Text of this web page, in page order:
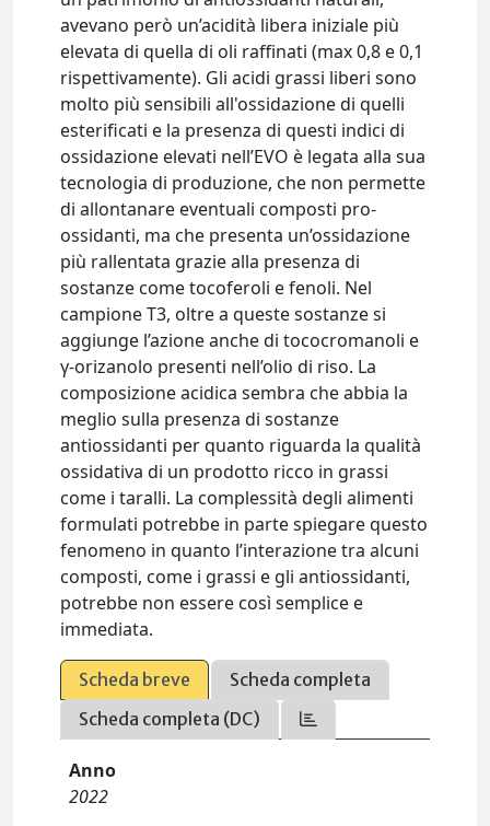
avevano però un’acidità libera iniziale più
elevata di quella di oli raffinati (max 0,8 e 0,1
rispettivamente). Gli acidi grassi liberi sono
molto più sensibili all'ossidazione di quelli
esterificati e la presenza di questi indici di
ossidazione elevati nell’EVO è legata alla sua
tecnologia di produzione, che non permette
di allontanare eventuali composti pro-
ossidanti, ma che presenta un’ossidazione
più rallentata grazie alla presenza di
sostanze come tocoferoli e fenoli. Nel
campione T3, oltre a queste sostanze si
aggiunge l’azione anche di tococromanoli e
γ-orizanolo presenti nell’olio di riso. La
composizione acidica sembra che abbia la
meglio sulla presenza di sostanze
antiossidanti per quanto riguarda la qualità
ossidativa di un prodotto ricco in grassi
come i taralli. La complessità degli alimenti
formulati potrebbe in parte spiegare questo
fenomeno in quanto l’interazione tra alcuni
composti, come i grassi e gli antiossidanti,
potrebbe non essere così semplice e
immediata.
Scheda breve
Scheda completa
Scheda completa (DC)
Anno
2022